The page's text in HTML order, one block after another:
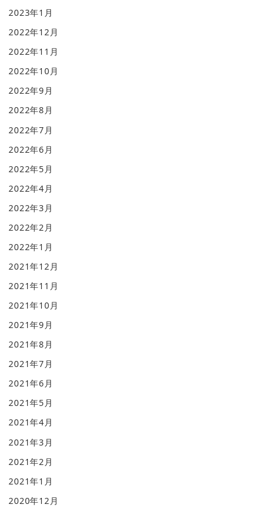
2023年1月
2022年12月
2022年11月
2022年10月
2022年9月
2022年8月
2022年7月
2022年6月
2022年5月
2022年4月
2022年3月
2022年2月
2022年1月
2021年12月
2021年11月
2021年10月
2021年9月
2021年8月
2021年7月
2021年6月
2021年5月
2021年4月
2021年3月
2021年2月
2021年1月
2020年12月